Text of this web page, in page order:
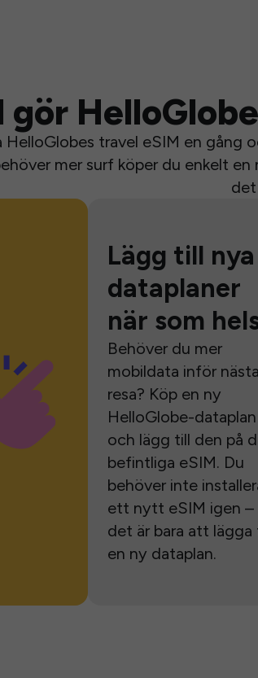
gör
HelloGlobes travel eSIM en gång
mer surf köper du enkelt
Lägg till nya
dataplaner
när som
Behöver du mer
mobildata inför nästa
resa? Köp en ny
HelloGlobe-dataplan
och lägg till den på
befintliga eSIM. Du
behöver inte
ett nytt eSIM igen –
det är bara att lägga
en ny dataplan.